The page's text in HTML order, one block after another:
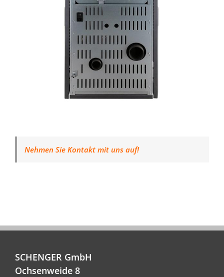
Nehmen Sie Kontakt mit uns auf!
SCHENGER GmbH
Ochsenweide 8